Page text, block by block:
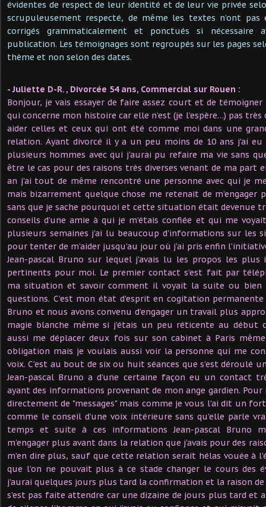
évidentes de respect de leur identité et de leur vie privée
scrupuleusement respecté, de même les textes n’ont
corrigés grammaticalement et ponctués si nécessaire
publication. Les témoignages sont regroupés sur les pages
thème et non selon des dates.
- Juliette D-R. , Divorcée 54 ans, Commercial sur Rouen :
Bonjour, je vais essayer de faire assez court et de
qui concerne mon histoire car elle n’est (je l’espère…) pas
aider celles et ceux qui ont été comme moi dans une
relation. Ayant divorcé il y a un peu moins de 10 ans j’ai eu
plusieurs hommes avec qui j’aurai pu refaire ma vie sans
être le cas pour des raisons très diverses venant de ma part
an j’ai tout de même rencontré une personne avec qui je
mais bizarrement quelque chose me retenait de m’engager
sans que je sache pourquoi et cette situation était devenue
conseils d’une amie à qui je m’étais confiée et qui me
plusieurs semaines j’ai lu beaucoup d’informations sur les
pour tenter de m’aider jusqu’au jour où j’ai pris enfin
Jean-pascal Bruno sur lequel j’avais lu les propos les
pertinents pour moi. Le premier contact s’est fait par
ma situation et savoir comment il voyait la suite ou bien
questions. C’est mon état d’esprit en cogitation
Bruno et nous avons convenu d’engager un travail plus
magie blanche même si j’étais un peu réticente au début
aussi me déplacer deux fois sur son cabinet à Paris
obligation mais je voulais aussi voir la personne qui me
voix. C’est au bout de six ou huit séances que s’est déroulé
Jean-pascal Bruno a d’une certaine façon eu un contact
ayant des informations provenant de mon ange gardien. Pour
directement de "messages" mais comme je vous l’ai dit un
comme le conseil d’une voix intérieure sans qu’elle parle
temps et suite à ces informations Jean-pascal Bruno
m’engager plus avant dans la relation que j’avais pour des
m’en dire plus, sauf que cette relation serait hélas vouée à
que l’on ne pouvait plus à ce stade changer le cours des
j’aurai quelques jours plus tard la confirmation et la raison de
s’est pas faite attendre car une dizaine de jours plus tard et